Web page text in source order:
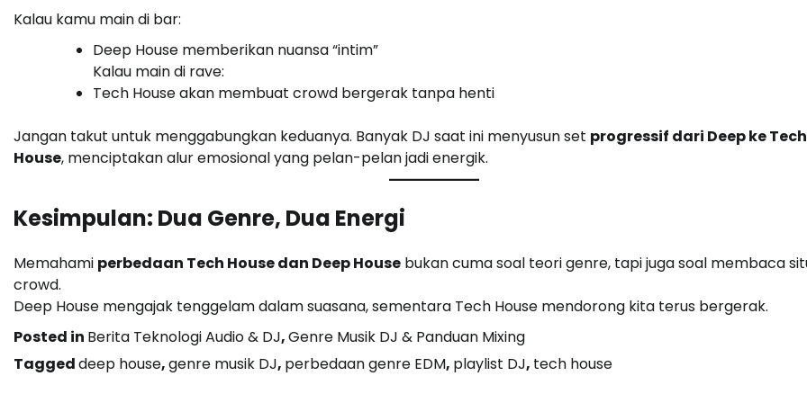
Kalau kamu main di bar:
Deep House memberikan nuansa “intim”
Kalau main di rave:
Tech House akan membuat crowd bergerak tanpa henti
Jangan takut untuk menggabungkan keduanya. Banyak DJ saat ini menyusun set progressif dari Deep ke Tech
House, menciptakan alur emosional yang pelan-pelan jadi energik.
Kesimpulan: Dua Genre, Dua Energi
Memahami perbedaan Tech House dan Deep House bukan cuma soal teori genre, tapi juga soal membaca
crowd.
Deep House mengajak tenggelam dalam suasana, sementara Tech House mendorong kita terus bergerak.
Posted in Berita Teknologi Audio & DJ,Genre Musik DJ & Panduan Mixing
Taggeddeep house,genre musik DJ, perbedaan genre EDM, playlist DJ, tech house